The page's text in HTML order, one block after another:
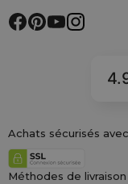
Achats sécurisés
Méthodes de livraison